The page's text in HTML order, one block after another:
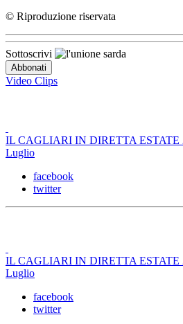
© Riproduzione riservata
Sottoscrivi
Video Clips
IL CAGLIARI IN DIRETTA ESTATE
Luglio
facebook
twitter
IL CAGLIARI IN DIRETTA ESTATE
Luglio
facebook
twitter